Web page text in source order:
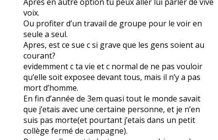
voix.
Ou profiter d’un travail de groupe pour le voir en
seule a seul.
Apres, est ce sue c si grave que les gens soient au
courant?
evidemment c ta vie et c normal de ne pas vouloir
qu’elle soit exposee devant tous, mais il n’y a pas
mort d’homme.
En fin d’année de 3em quasi tout le monde savait
que j’etais avec une certaine personne, et je n’en
suis pas morte(et pourtant j’etais dans un petit
collège fermé de campagne).